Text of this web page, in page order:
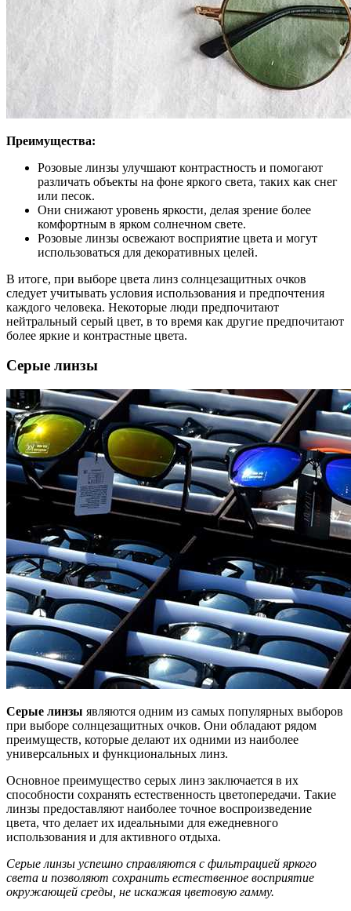
Преимущества:
Розовые линзы улучшают контрастность и помогают
различать объекты на фоне яркого света, таких как снег
или песок.
Они снижают уровень яркости, делая зрение более
комфортным в ярком солнечном свете.
Розовые линзы освежают восприятие цвета и могут
использоваться для декоративных целей.
В итоге, при выборе цвета линз солнцезащитных очков
следует учитывать условия использования и предпочтения
каждого человека. Некоторые люди предпочитают
нейтральный серый цвет, в то время как другие предпочитают
более яркие и контрастные цвета.
Серые линзы
Серые линзы являются одним из самых популярных выборов
при выборе солнцезащитных очков. Они обладают рядом
преимуществ, которые делают их одними из наиболее
универсальных и функциональных линз.
Основное преимущество серых линз заключается в их
способности сохранять естественность цветопередачи. Такие
линзы предоставляют наиболее точное воспроизведение
цвета, что делает их идеальными для ежедневного
использования и для активного отдыха.
Серые линзы успешно справляются с фильтрацией яркого
света и позволяют сохранить естественное восприятие
окружающей среды, не искажая цветовую гамму.